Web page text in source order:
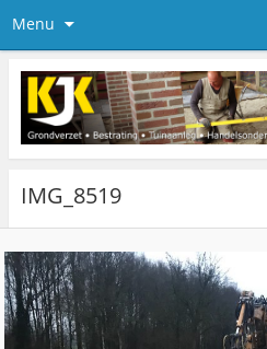
Menu
IMG_8519